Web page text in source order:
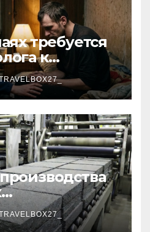
требуется
к
плит